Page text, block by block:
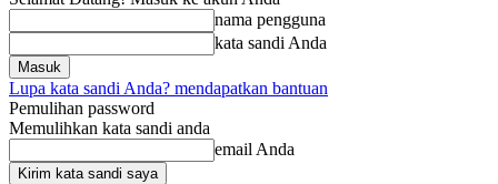
nama pengguna
kata sandi Anda
Lupa kata sandi Anda? mendapatkan bantuan
Pemulihan password
Memulihkan kata sandi anda
email Anda